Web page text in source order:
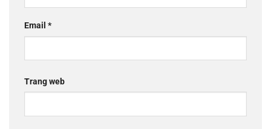
Email *
Trang web